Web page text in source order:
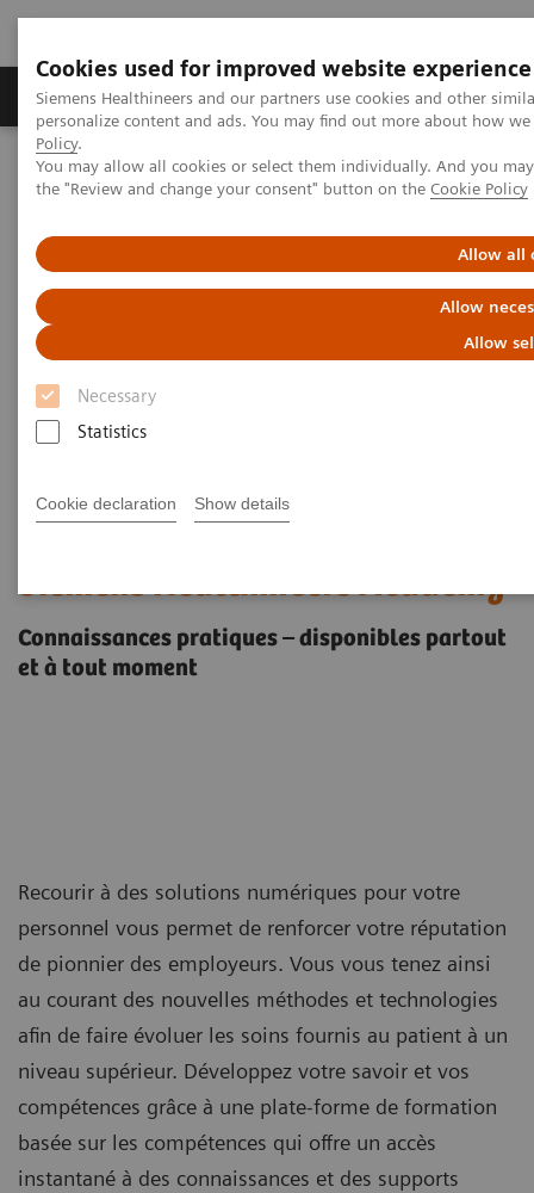
Cookies used for improved website experience
Siemens Healthineers and our partners use cookies and other
personalize content and ads. You may find out more about how
Policy.
You may allow all cookies or select them individually. And you
the "Review and change your consent" button on the Cookie Policy
Allow all
Allow
Allow
Necessary
Statistics
Cookie declaration Show details
Produits & services Domaines cliniques
Home Services
Customer Services
Connect Platforms et Smart Enablers
Siemens Healthineers Academy
Connaissances pratiques – disponibles partout
et à tout moment
Recourir à des solutions numériques pour votre
personnel vous permet de renforcer votre réputation
de pionnier des employeurs. Vous vous tenez ainsi
au courant des nouvelles méthodes et technologies
afin de faire évoluer les soins fournis au patient à un
niveau supérieur. Développez votre savoir et vos
compétences grâce à une plate-forme de formation
basée sur les compétences qui offre un accès
instantané à des connaissances et des supports